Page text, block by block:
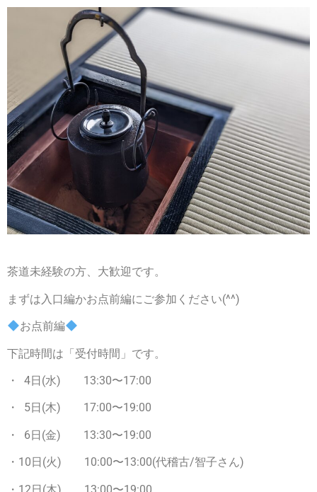
茶道未経験の方、大歓迎です。
まずは入口編かお点前編にご参加ください(^^)
お点前編
下記時間は「受付時間」です。
・ 4日(水) 13:30〜17:00
・ 5日(木) 17:00〜19:00
・ 6日(金) 13:30〜19:00
・10日(火) 10:00〜13:00(代稽古/智子さん)
・12日(木) 13:00〜19:00